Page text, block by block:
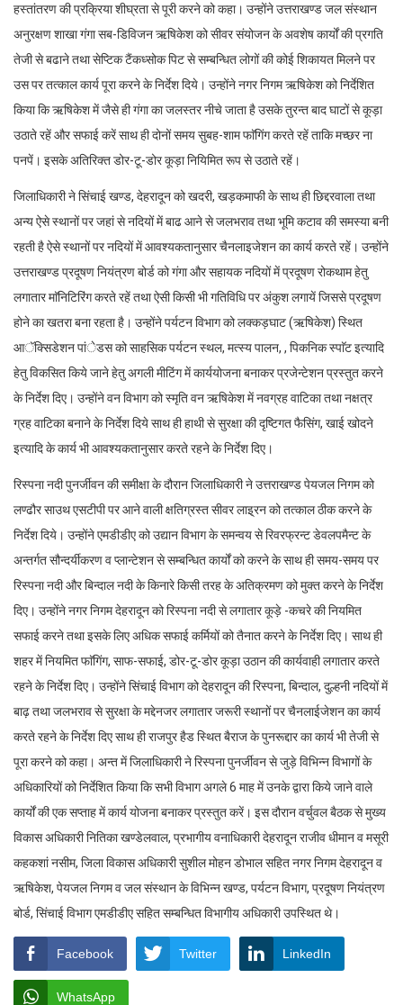
हस्तांतरण की प्रक्रिया शीघ्रता से पूरी करने को कहा। उन्होंने उत्तराखण्ड जल संस्थान
अनुरक्षण शाखा गंगा सब-डिविजन ऋषिकेश को सीवर संयोजन के अवशेष कार्यों की प्रगति
तेजी से बढाने तथा सेप्टिक टैंकध्सोक पिट से सम्बन्धित लोगों की कोई शिकायत मिलने पर
उस पर तत्काल कार्य पूरा करने के निर्देश दिये। उन्होंने नगर निगम ऋषिकेश को निर्देशित
किया कि ऋषिकेश में जैसे ही गंगा का जलस्तर नीचे जाता है उसके तुरन्त बाद घाटों से कूड़ा
उठाते रहें और सफाई करें साथ ही दोनों समय सुबह-शाम फाॅगिंग करते रहें ताकि मच्छर ना
पनपें। इसके अतिरिक्त डोर-टू-डोर कूड़ा नियिमित रूप से उठाते रहें।
जिलाधिकारी ने सिंचाई खण्ड, देहरादून को खदरी, खड़कमाफी के साथ ही छिद्दरवाला तथा
अन्य ऐसे स्थानों पर जहां से नदियों में बाढ आने से जलभराव तथा भूमि कटाव की समस्या बनी
रहती है ऐसे स्थानों पर नदियों में आवश्यकतानुसार चैनलाइजेशन का कार्य करते रहें। उन्होंने
उत्तराखण्ड प्रदूषण नियंत्रण बोर्ड को गंगा और सहायक नदियों में प्रदूषण रोकथाम हेतु
लगातार माॅनिटिरिंग करते रहें तथा ऐसी किसी भी गतिविधि पर अंकुश लगायें जिससे प्रदूषण
होने का खतरा बना रहता है। उन्होंने पर्यटन विभाग को लक्कड़घाट (ऋषिकेश) स्थित
आॅक्सिडेशन पांेडस को साहसिक पर्यटन स्थल, मत्स्य पालन, , पिकनिक स्पाॅट इत्यादि
हेतु विकसित किये जाने हेतु अगली मीटिंग में कार्ययोजना बनाकर प्रजेन्टेशन प्रस्तुत करने
के निर्देश दिए। उन्होंने वन विभाग को स्मृति वन ऋषिकेश में नवग्रह वाटिका तथा नक्षत्र
ग्रह वाटिका बनाने के निर्देश दिये साथ ही हाथी से सुरक्षा की दृष्टिगत फैसिंग, खाई खोदने
इत्यादि के कार्य भी आवश्यकतानुसार करते रहने के निर्देश दिए।
रिस्पना नदी पुनर्जीवन की समीक्षा के दौरान जिलाधिकारी ने उत्तराखण्ड पेयजल निगम को
लण्ढौर साउथ एसटीपी पर आने वाली क्षतिग्रस्त सीवर लाइ्रन को तत्काल ठीक करने के
निर्देश दिये। उन्होंने एमडीडीए को उद्यान विभाग के समन्वय से रिवरफ्रन्ट डेवलपमैन्ट के
अन्तर्गत सौन्दर्यीकरण व प्लान्टेशन से सम्बन्धित कार्यों को करने के साथ ही समय-समय पर
रिस्पना नदी और बिन्दाल नदी के किनारे किसी तरह के अतिक्रमण को मुक्त करने के निर्देश
दिए। उन्होंने नगर निगम देहरादून को रिस्पना नदी से लगातार कूड़े -कचरे की नियमित
सफाई करने तथा इसके लिए अधिक सफाई कर्मियों को तैनात करने के निर्देश दिए। साथ ही
शहर में नियमित फाॅगिंग, साफ-सफाई, डोर-टू-डोर कूड़ा उठान की कार्यवाही लगातार करते
रहने के निर्देश दिए। उन्होंने सिंचाई विभाग को देहरादून की रिस्पना, बिन्दाल, दुल्हनी नदियों में
बाढ़ तथा जलभराव से सुरक्षा के मद्देनजर लगातार जरूरी स्थानों पर चैनलाईजेशन का कार्य
करते रहने के निर्देश दिए साथ ही राजपुर हैड स्थित बैराज के पुनरूद्दार का कार्य भी तेजी से
पूरा करने को कहा। अन्त में जिलाधिकारी ने रिस्पना पुनर्जीवन से जुड़े विभिन्न विभागों के
अधिकारियों को निर्देशित किया कि सभी विभाग अगले 6 माह में उनके द्वारा किये जाने वाले
कार्यों की एक सप्ताह में कार्य योजना बनाकर प्रस्तुत करें। इस दौरान वर्चुवल बैठक से मुख्य
विकास अधिकारी नितिका खण्डेलवाल, प्रभागीय वनाधिकारी देहरादून राजीव धीमान व मसूरी
कहकशां नसीम, जिला विकास अधिकारी सुशील मोहन डोभाल सहित नगर निगम देहरादून व
ऋषिकेश, पेयजल निगम व जल संस्थान के विभिन्न खण्ड, पर्यटन विभाग, प्रदूषण नियंत्रण
बोर्ड, सिंचाई विभाग एमडीडीए सहित सम्बन्धित विभागीय अधिकारी उपस्थित थे।
Facebook Twitter LinkedIn
WhatsApp